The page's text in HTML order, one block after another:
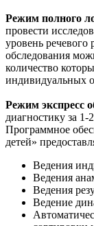
Режим полного
провести
уровень речевого
обследования
количество
индивидуальных
Режим экспресс
диагностику за 1-
Программное
детей»
Ведения
Ведения
Ведения
Ведение